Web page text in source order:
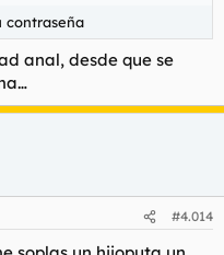
contraseña
anal, desde que se
#4.014